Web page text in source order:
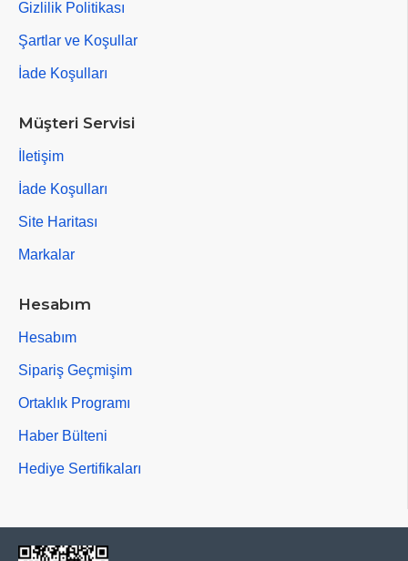
Gizlilik Politikası
Şartlar ve Koşullar
İade Koşulları
Müşteri Servisi
İletişim
İade Koşulları
Site Haritası
Markalar
Hesabım
Hesabım
Sipariş Geçmişim
Ortaklık Programı
Haber Bülteni
Hediye Sertifikaları